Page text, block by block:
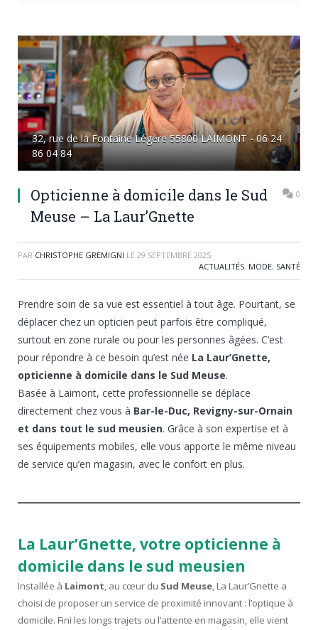
32, rue de la Fontaine Légère 55800 LAIMONT - 06 24
86 04 84
Opticienne à domicile dans le Sud
Meuse – La Laur’Gnette
0
PAR CHRISTOPHE GREMIGNI LE 29 SEPTEMBRE 2025
ACTUALITÉS, MODE, SANTÉ
Prendre soin de sa vue est essentiel à tout âge. Pourtant, se
déplacer chez un opticien peut parfois être compliqué,
surtout en zone rurale ou pour les personnes âgées. C’est
pour répondre à ce besoin qu’est née La Laur’Gnette,
opticienne à domicile dans le Sud Meuse.
Basée à Laimont, cette professionnelle se déplace
directement chez vous à Bar-le-Duc, Revigny-sur-Ornain
et dans tout le sud meusien. Grâce à son expertise et à
ses équipements mobiles, elle vous apporte le même niveau
de service qu’en magasin, avec le confort en plus.
La Laur’Gnette, votre opticienne à
domicile dans le sud meusien
Installée à Laimont, au cœur du Sud Meuse, La Laur’Gnette a
choisi de proposer un service de proximité innovant : l’optique à
domicile. Fini les longs trajets ou l’attente en magasin, elle vient